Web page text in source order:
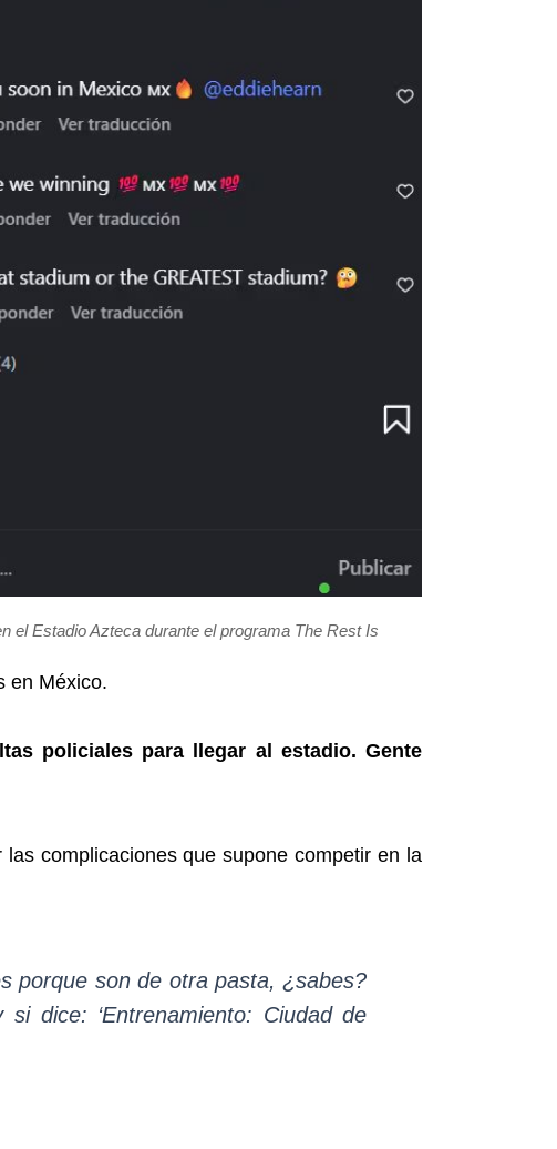
el Estadio Azteca durante el programa The Rest Is
en México.
policiales para llegar al estadio. Gente
complicaciones que supone competir en la
porque son de otra pasta, ¿sabes?
dice: ‘Entrenamiento: Ciudad de